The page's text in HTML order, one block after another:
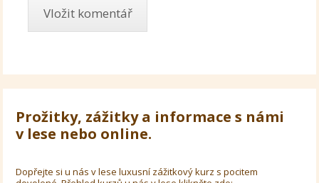
Prožitky, zážitky a informace s námi
v lese nebo online.
Dopřejte si u nás v lese luxusní zážitkový kurz s pocitem